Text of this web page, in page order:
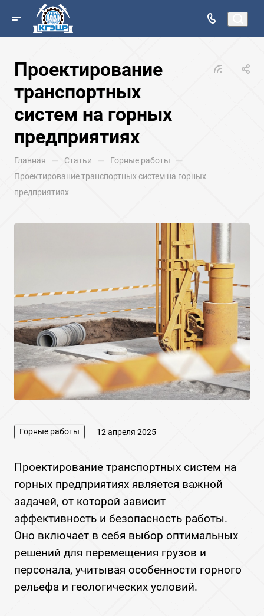
Проектирование
транспортных
систем на горных
предприятиях
Главная — Статьи — Горные работы —
Проектирование транспортных систем на горных
предприятиях
Горные работы 12 апреля 2025
Проектирование транспортных систем на
горных предприятиях является важной
задачей‚ от которой зависит
эффективность и безопасность работы.
Оно включает в себя выбор оптимальных
решений для перемещения грузов и
персонала‚ учитывая особенности горного
рельефа и геологических условий.